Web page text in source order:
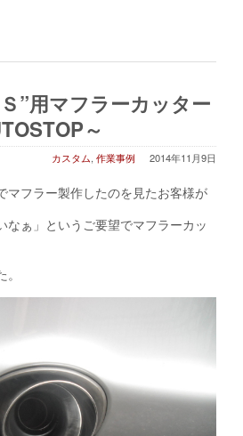
”用マフラーカッター
～
2014年11月9日
カスタム,作業事例
マフラー製作したのを見たお客様が
なぁ」というご要望でマフラーカッ